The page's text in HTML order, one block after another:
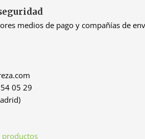
medios de pago y compañías de
05 29
productos